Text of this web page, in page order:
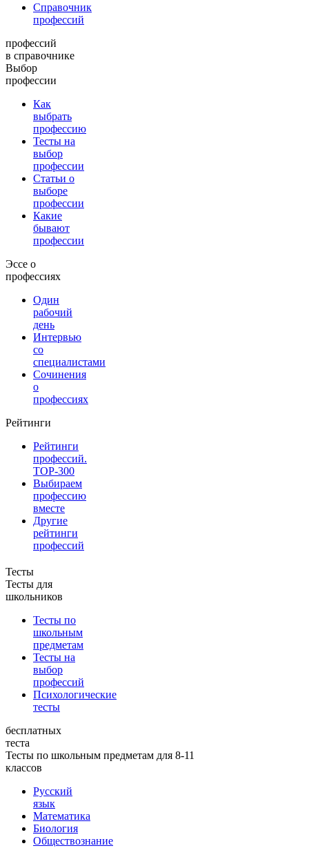
Справочник
профессий
профессий
в справочнике
Выбор
профессии
Как
выбрать
профессию
Тесты на
выбор
профессии
Статьи о
выборе
профессии
Какие
бывают
профессии
Эссе о
профессиях
Один
рабочий
день
Интервью
со
специалистами
Сочинения
о
профессиях
Рейтинги
Рейтинги
профессий.
TOP-300
Выбираем
профессию
вместе
Другие
рейтинги
профессий
Тесты
Тесты для
школьников
Тесты по
школьным
предметам
Тесты на
выбор
профессий
Психологические
тесты
бесплатных
теста
Тесты по школьным предметам для 8-11
классов
Русский
язык
Математика
Биология
Обществознание